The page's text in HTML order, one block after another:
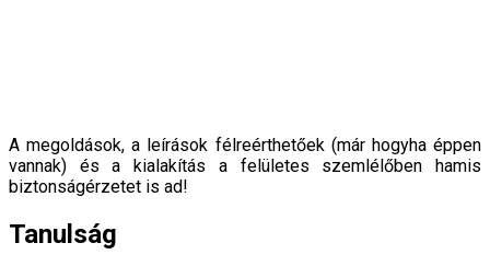
A megoldások, a leírások félreérthetőek (már hogyha éppen
vannak) és a kialakítás a felületes szemlélőben hamis
biztonságérzetet is ad!
Tanulság